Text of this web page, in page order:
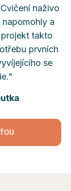
naživo
a
takto
prvních
se